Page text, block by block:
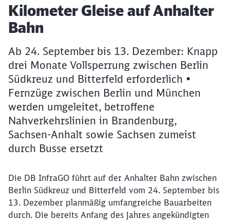
Kilometer Gleise auf Anhalter
Bahn
Ab 24. September bis 13. Dezember: Knapp
drei Monate Vollsperrung zwischen Berlin
Südkreuz und Bitterfeld erforderlich •
Fernzüge zwischen Berlin und München
werden umgeleitet, betroffene
Nahverkehrslinien in Brandenburg,
Sachsen-Anhalt sowie Sachsen zumeist
durch Busse ersetzt
Die DB InfraGO führt auf der Anhalter Bahn zwischen
Berlin Südkreuz und Bitterfeld vom 24. September bis
13. Dezember planmäßig umfangreiche Bauarbeiten
durch. Die bereits Anfang des Jahres angekündigten